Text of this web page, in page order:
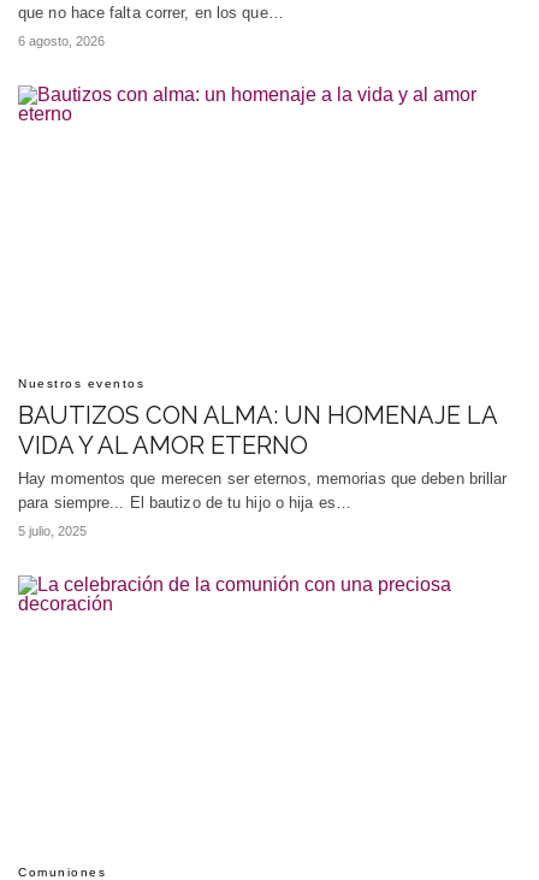
que no hace falta correr, en los que…
6 agosto, 2026
Nuestros eventos
BAUTIZOS CON ALMA: UN HOMENAJE LA
VIDA Y AL AMOR ETERNO
Hay momentos que merecen ser eternos, memorias que deben brillar
para siempre... El bautizo de tu hijo o hija es…
5 julio, 2025
Comuniones